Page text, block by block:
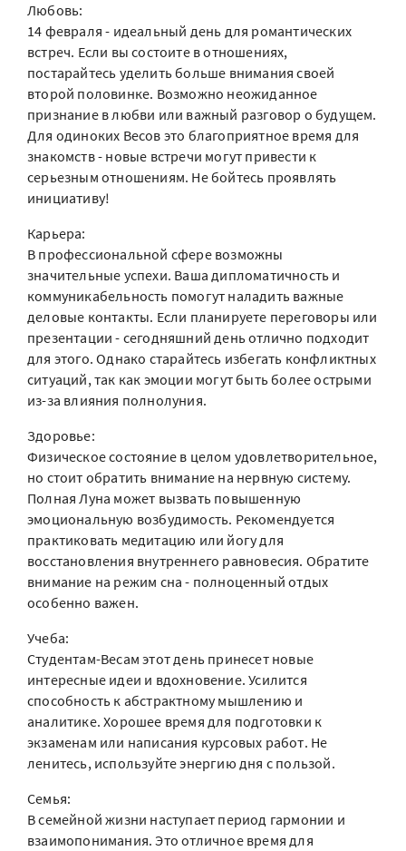
Любовь:
14 февраля - идеальный день для романтических
встреч. Если вы состоите в отношениях,
постарайтесь уделить больше внимания своей
второй половинке. Возможно неожиданное
признание в любви или важный разговор о будущем.
Для одиноких Весов это благоприятное время для
знакомств - новые встречи могут привести к
серьезным отношениям. Не бойтесь проявлять
инициативу!
Карьера:
В профессиональной сфере возможны
значительные успехи. Ваша дипломатичность и
коммуникабельность помогут наладить важные
деловые контакты. Если планируете переговоры или
презентации - сегодняшний день отлично подходит
для этого. Однако старайтесь избегать конфликтных
ситуаций, так как эмоции могут быть более острыми
из-за влияния полнолуния.
Здоровье:
Физическое состояние в целом удовлетворительное,
но стоит обратить внимание на нервную систему.
Полная Луна может вызвать повышенную
эмоциональную возбудимость. Рекомендуется
практиковать медитацию или йогу для
восстановления внутреннего равновесия. Обратите
внимание на режим сна - полноценный отдых
особенно важен.
Учеба:
Студентам-Весам этот день принесет новые
интересные идеи и вдохновение. Усилится
способность к абстрактному мышлению и
аналитике. Хорошее время для подготовки к
экзаменам или написания курсовых работ. Не
ленитесь, используйте энергию дня с пользой.
Семья:
В семейной жизни наступает период гармонии и
взаимопонимания. Это отличное время для